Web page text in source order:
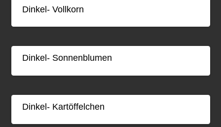
Dinkel- Vollkorn
Dinkel- Sonnenblumen
Dinkel- Kartöffelchen